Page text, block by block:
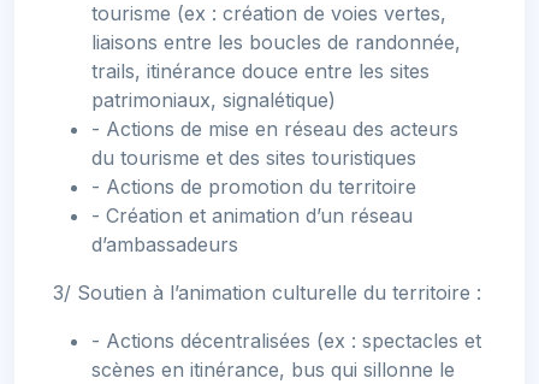
tourisme (ex : création de voies vertes,
liaisons entre les boucles de randonnée,
trails, itinérance douce entre les sites
patrimoniaux, signalétique)
- Actions de mise en réseau des acteurs
du tourisme et des sites touristiques
- Actions de promotion du territoire
- Création et animation d’un réseau
d’ambassadeurs
3/ Soutien à l’animation culturelle du territoire :
- Actions décentralisées (ex : spectacles et
scènes en itinérance, bus qui sillonne le